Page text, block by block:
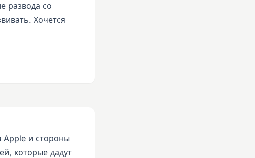
развода со
Хочется
Apple и стороны
которые дадут